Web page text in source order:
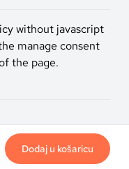
Dodaj u košaricu
without javascript
manage consent
the page.
pridržana.